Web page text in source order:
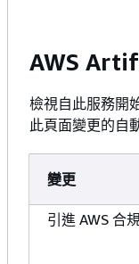
AWS
檢視自此服務開
此頁面變更的自
變更
引進 AWS 合